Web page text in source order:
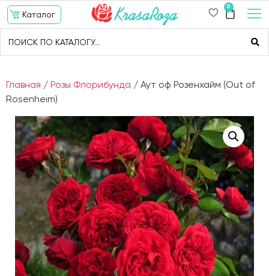
Каталог
0
Главная / Розы Флорибунда / Аут оф Розенхайм (Out of
Rosenheim)